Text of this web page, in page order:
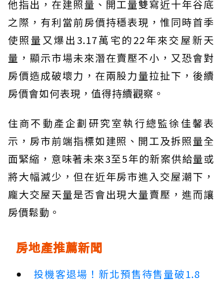
他指出，在建照量、開工量雙寫近十年谷底
之際，有利當前房價持穩表現，惟同時首季
使照量又爆出3.17萬宅的22年來交屋新天
量，顯示市場未來潛在賣壓不小，又恐會對
房價造成破壞力，在兩股力量拉扯下，後續
房價會如何表現，值得持續觀察。
住商不動產企劃研究室執行總監徐佳馨表
示，房市前端指標如建照、開工及拆照量全
面緊縮，意味著未來3至5年的新案供給量或
將大幅減少，但在近年房市進入交屋潮下，
龐大交屋天量是否會出現大量賣壓，進而讓
房價鬆動。
房地產推薦新聞
投機客退場！新北預售待售量破1.8